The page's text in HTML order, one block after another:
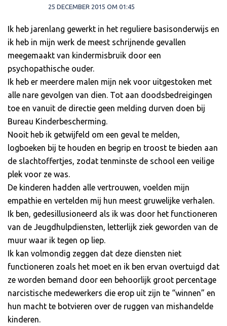
25 DECEMBER 2015 OM 01:45
Ik heb jarenlang gewerkt in het reguliere basisonderwijs en
ik heb in mijn werk de meest schrijnende gevallen
meegemaakt van kindermisbruik door een
psychopathische ouder.
Ik heb er meerdere malen mijn nek voor uitgestoken met
alle nare gevolgen van dien. Tot aan doodsbedreigingen
toe en vanuit de directie geen melding durven doen bij
Bureau Kinderbescherming.
Nooit heb ik getwijfeld om een geval te melden,
logboeken bij te houden en begrip en troost te bieden aan
de slachtoffertjes, zodat tenminste de school een veilige
plek voor ze was.
De kinderen hadden alle vertrouwen, voelden mijn
empathie en vertelden mij hun meest gruwelijke verhalen.
Ik ben, gedesillusioneerd als ik was door het functioneren
van de Jeugdhulpdiensten, letterlijk ziek geworden van de
muur waar ik tegen op liep.
Ik kan volmondig zeggen dat deze diensten niet
functioneren zoals het moet en ik ben ervan overtuigd dat
ze worden bemand door een behoorlijk groot percentage
narcistische medewerkers die erop uit zijn te “winnen” en
hun macht te botvieren over de ruggen van mishandelde
kinderen.